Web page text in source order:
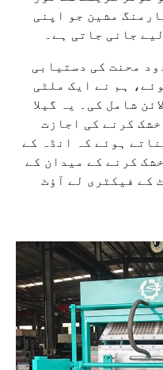
مشین جو اپنی
جانی جاتی ہے۔
محنت کی دستیابی
ہم نے ایک ملٹی
شامل کی۔ یہ گیلا
کرنے کی اجازت
ہوئے کہ انڈہ کے
کرنے کے میدان کے
کے فیکٹری لے آؤٹ